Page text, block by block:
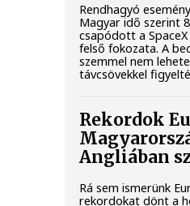
Rendhagyó
Magyar idő szerint
csapódott a
felső fokozata. A
szemmel nem
távcsövekkel
Rekordok
Angliában
Rá sem ismerünk
rekordokat dönt a